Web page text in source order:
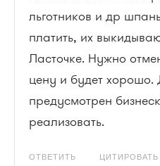
льготников и др
платить, их
Ласточке. Нужно
цену и будет хорошо.
предусмотрен
реализовать.
ОТВЕТИТЬ ЦИТИРОВАТЬ